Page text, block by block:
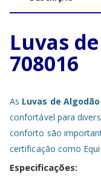
Luvas
708016
As Luvas de Algodão
confortável para
conforto são
certificação como
Especificações: